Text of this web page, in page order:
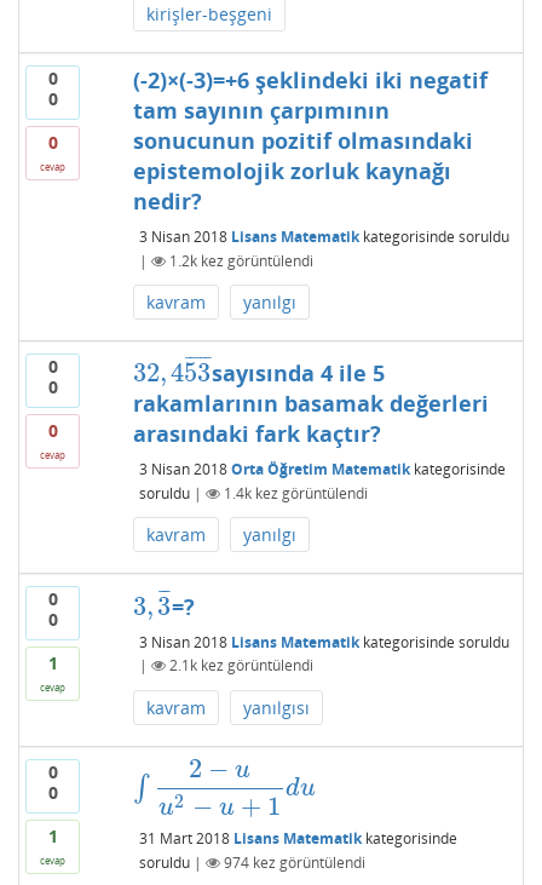
kirişler-beşgeni
0
0
0
cevap
(-2)×(-3)=+6 şeklindeki iki negatif
tam sayının çarpımının
sonucunun pozitif olmasındaki
epistemolojik zorluk kaynağı
nedir?
3 Nisan 2018 Lisans Matematikkategorisinde soruldu
|
1.2kkez görüntülendi
kavram yanılgı
0
0
0
cevap
32,453
¯ ¯
¯¯¯
32,453¯sayısında 4 ile 5
rakamlarının basamak değerleri
arasındaki fark kaçtır?
3 Nisan 2018 Orta Öğretim Matematikkategorisinde
soruldu | 1.4kkez görüntülendi
kavram yanılgı
0
0
1
cevap
3,3
¯¯
¯
3,3¯=?
3 Nisan 2018 Lisans Matematikkategorisinde soruldu
|
2.1kkez görüntülendi
kavram yanılgısı
0
0
1
cevap
∫
2 − u
u2 − u + 1
du
∫2 −uu2−u+1du
31 Mart 2018 Lisans Matematikkategorisinde
soruldu | 974kez görüntülendi